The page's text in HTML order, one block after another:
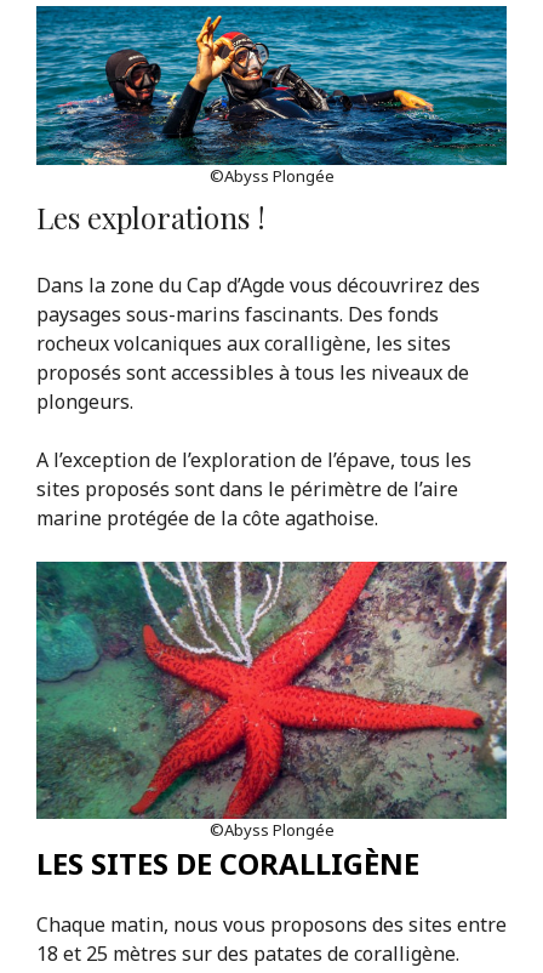
©Abyss Plongée
Les explorations !
Dans la zone du Cap d’Agde vous découvrirez des
paysages sous-marins fascinants. Des fonds
rocheux volcaniques aux coralligène, les sites
proposés sont accessibles à tous les niveaux de
plongeurs.
A l’exception de l’exploration de l’épave, tous les
sites proposés sont dans le périmètre de l’aire
marine protégée de la côte agathoise.
©Abyss Plongée
LES SITES DE CORALLIGÈNE
Chaque matin, nous vous proposons des sites entre
18 et 25 mètres sur des patates de coralligène.